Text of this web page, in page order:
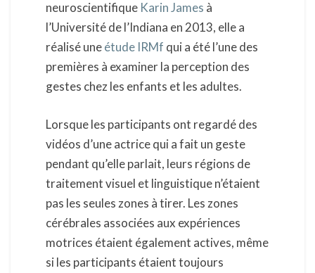
neuroscientifique Karin James à
l’Université de l’Indiana en 2013, elle a
réalisé uneétude IRMf qui a été l’une des
premières à examiner la perception des
gestes chez les enfants et les adultes.
Lorsque les participants ont regardé des
vidéos d’une actrice qui a fait un geste
pendant qu’elle parlait, leurs régions de
traitement visuel et linguistique n’étaient
pas les seules zones à tirer. Les zones
cérébrales associées aux expériences
motrices étaient également actives, même
si les participants étaient toujours